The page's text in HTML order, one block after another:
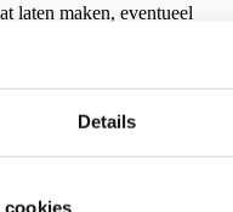
Details
cookies
laten maken, eventueel